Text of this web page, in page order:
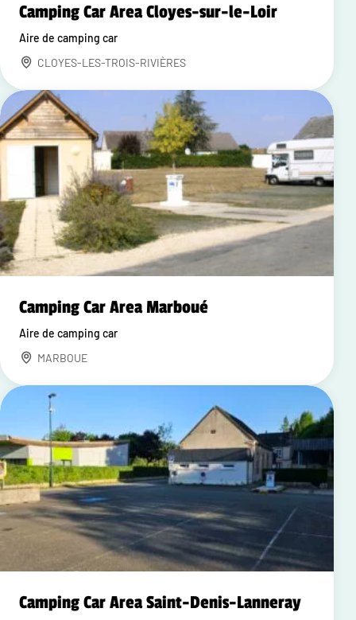
Camping Car Area Cloyes-sur-le-Loir
Aire de camping car
CLOYES-LES-TROIS-RIVIÈRES
Camping Car Area Marboué
Aire de camping car
MARBOUE
Camping Car Area Saint-Denis-Lanneray